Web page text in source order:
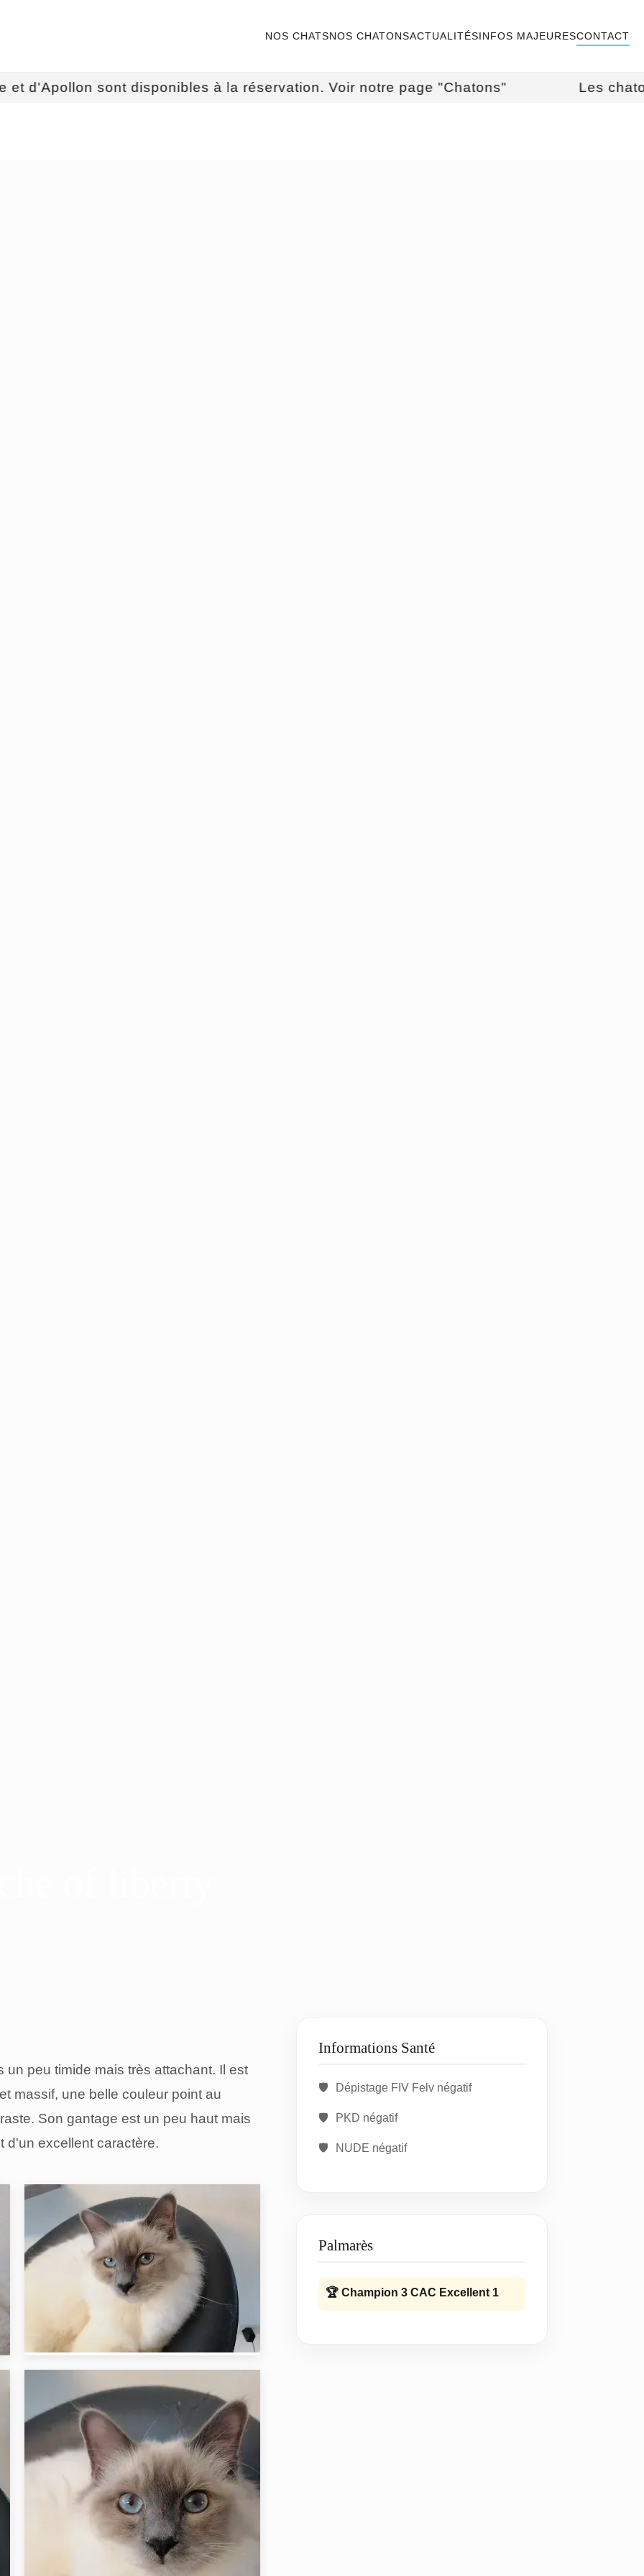
NOS CHATSNOS CHATONSACTUALITÉSINFOS MAJEURESCONTACT
sont disponibles à la réservation. Voir notre page "Chatons" Les chatons
un peu timide mais très attachant. Il est
massif, une belle couleur point au
Son gantage est un peu haut mais
d'un excellent caractère.
Informations Santé
Dépistage FIV Felv négatif
PKD négatif
NUDE négatif
Palmarès
🏆 Champion 3 CAC Excellent 1